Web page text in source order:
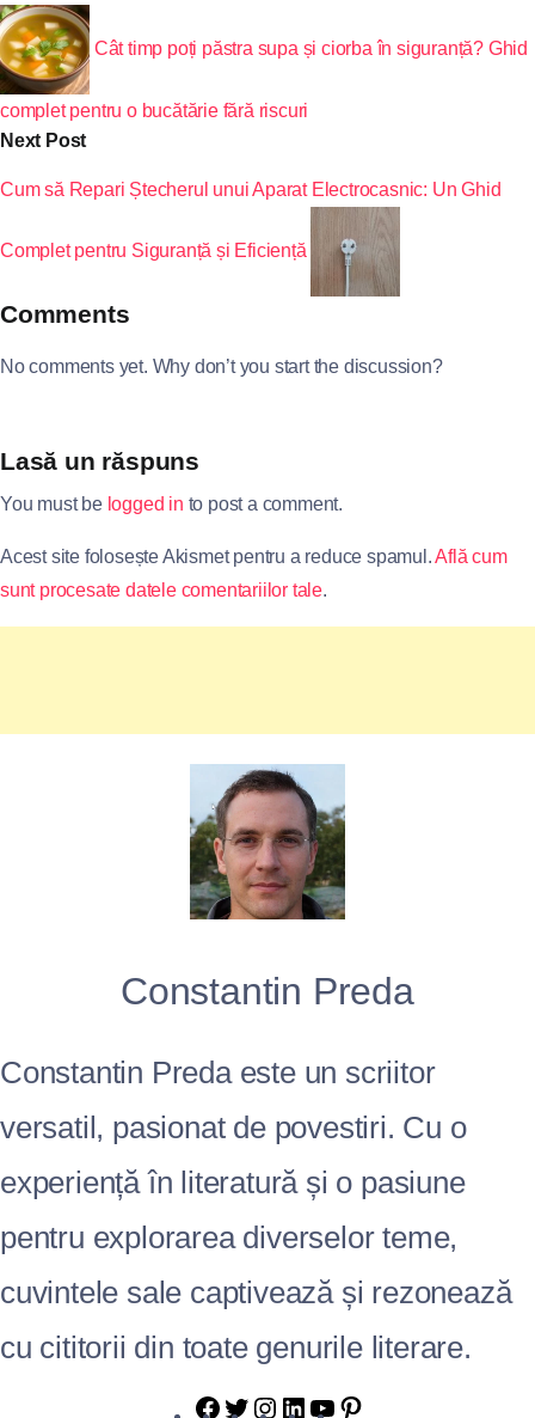
Cât timp poți păstra supa și ciorba în siguranță? Ghid
complet pentru o bucătărie fără riscuri
Next Post
Cum să Repari Ștecherul unui Aparat Electrocasnic: Un Ghid
Complet pentru Siguranță și Eficiență
Comments
No comments yet. Why don’t you start the discussion?
Lasă un răspuns
You must be logged in to post a comment.
Acest site folosește Akismet pentru a reduce spamul.Află cum
sunt procesate datele comentariilor tale.
Constantin Preda
Constantin Preda este un scriitor
versatil, pasionat de povestiri. Cu o
experiență în literatură și o pasiune
pentru explorarea diverselor teme,
cuvintele sale captivează și rezonează
cu cititorii din toate genurile literare.